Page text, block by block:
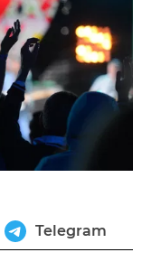
Telegram